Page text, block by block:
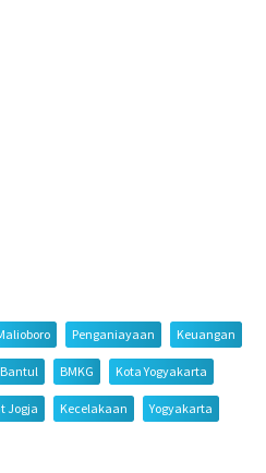
Penganiayaan Keuangan
Bantul BMKG Kota Yogyakarta
Jogja Kecelakaan Yogyakarta